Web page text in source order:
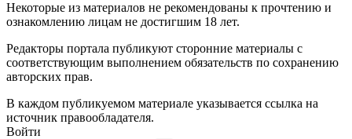
Некоторые из материалов не рекомендованы к прочтению и
ознакомлению лицам не достигшим 18 лет.
Редакторы портала публикуют сторонние материалы с
соответствующим выполнением обязательств по сохранению
авторских прав.
В каждом публикуемом материале указывается ссылка на
источник правообладателя.
Войти